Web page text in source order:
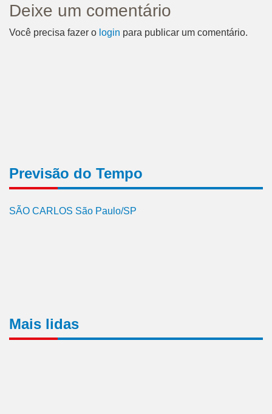
Deixe um comentário
Você precisa fazer o login para publicar um comentário.
Previsão do Tempo
SÃO CARLOS São Paulo/SP
Mais lidas